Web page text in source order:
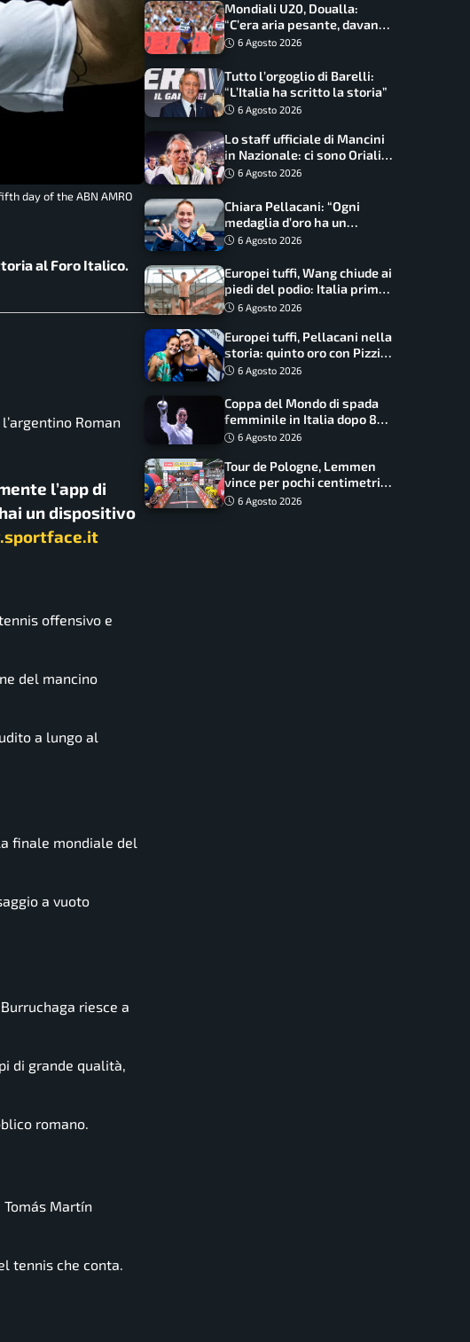
day of the ABN AMRO
al Foro Italico.
Roman
l’app di
un dispositivo
offensivo e
del mancino
a lungo al
finale mondiale del
a vuoto
riesce a
di grande qualità,
romano.
Tomás Martín
tennis che conta.
Mondiali U20, Doualla:
“C’era aria pesante, davano
le mascherine! Finale? Non
6 Agosto 2026
Tutto l’orgoglio di Barelli:
“L’Italia ha scritto la storia”
6 Agosto 2026
Lo staff ufficiale di Mancini
in Nazionale: ci sono Oriali e
Bonucci, confermato un
6 Agosto 2026
Chiara Pellacani: “Ogni
medaglia d’oro ha un
significato diverso. Ho fatto
6 Agosto 2026
Europei tuffi, Wang chiude ai
piedi del podio: Italia prima
nel medagliere
6 Agosto 2026
Europei tuffi, Pellacani nella
storia: quinto oro con Pizzini
nel sincro da 3 metri
6 Agosto 2026
Coppa del Mondo di spada
femminile in Italia dopo 8
anni, Alberta Santuccio: “Il
frutti”
6 Agosto 2026
Tour de Pologne, Lemmen
vince per pochi centimetri
su Scaroni: maxi-caduta e
6 Agosto 2026